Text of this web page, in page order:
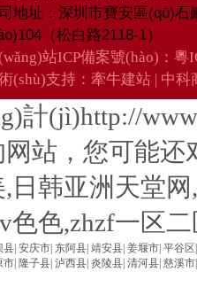
地址： 深圳市寶安區(qū)石
（松白路2118-1）
站ICP備案號(hào)： 粵
(shù)支持： 牽牛建站 | 中科
計(jì)http://
站，您可能还
日韩亚洲天堂
色色,zhzf一区
县 安庆市 东阿县 靖安县 姜堰市 平谷区
市 隆子县 泸西县 炎陵县 清河县 慈溪市